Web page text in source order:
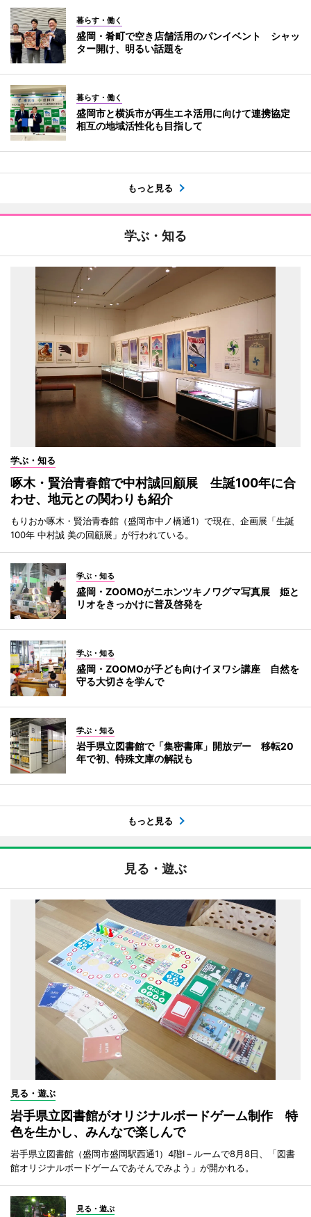
暮らす・働く
盛岡・肴町で空き店舗活用のパンイベント シャッ
ター開け、明るい話題を
暮らす・働く
盛岡市と横浜市が再生エネ活用に向けて連携協定
相互の地域活性化も目指して
もっと見る
学ぶ・知る
学ぶ・知る
啄木・賢治青春館で中村誠回顧展 生誕100年に合
わせ、地元との関わりも紹介
もりおか啄木・賢治青春館（盛岡市中ノ橋通1）で現在、企画展「生誕
100年 中村誠 美の回顧展」が行われている。
学ぶ・知る
盛岡・ZOOMOがニホンツキノワグマ写真展 姫と
リオをきっかけに普及啓発を
学ぶ・知る
盛岡・ZOOMOが子ども向けイヌワシ講座 自然を
守る大切さを学んで
学ぶ・知る
岩手県立図書館で「集密書庫」開放デー 移転20
年で初、特殊文庫の解説も
もっと見る
見る・遊ぶ
見る・遊ぶ
岩手県立図書館がオリジナルボードゲーム制作 特
色を生かし、みんなで楽しんで
岩手県立図書館（盛岡市盛岡駅西通1）4階I－ルームで8月8日、「図書
館オリジナルボードゲームであそんでみよう」が開かれる。
見る・遊ぶ